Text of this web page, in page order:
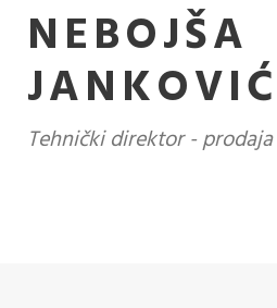
NEBOJŠA
JANKOVIĆ
Tehnički direktor - prodaja